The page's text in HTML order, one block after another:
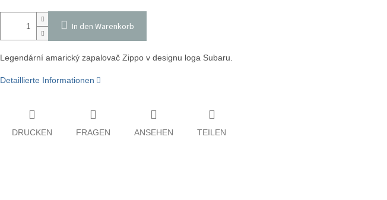
In den Warenkorb
Legendární amarický zapalovač Zippo v designu loga Subaru.
Detaillierte Informationen
DRUCKEN FRAGEN ANSEHEN TEILEN